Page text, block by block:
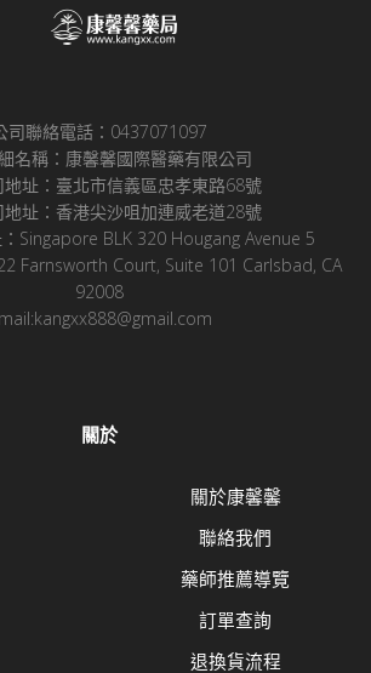
司聯絡電話：0437071097
名稱：康馨馨國際醫藥有限公司
地址：臺北市信義區忠孝東路68號
地址：香港尖沙咀加連威老道28號
Singapore BLK 320 Hougang Avenue 5
Farnsworth Court, Suite 101 Carlsbad, CA
92008
關於
關於康馨馨
聯絡我們
藥師推薦導覽
訂單查詢
退換貨流程